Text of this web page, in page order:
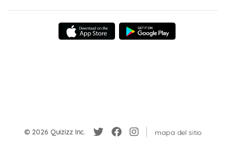
© 2026 Quizizz Inc. mapa del sitio